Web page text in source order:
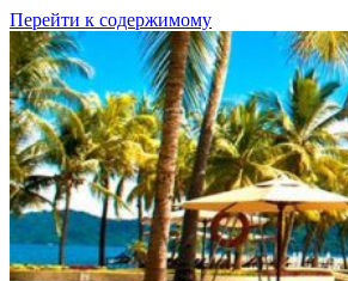
Перейти к содержимому